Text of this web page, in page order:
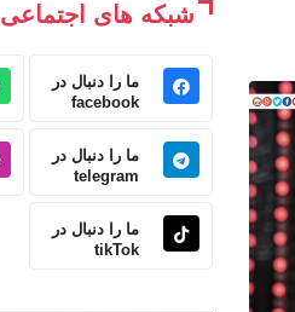
شبکه های اجتماعی
ما را دنبال در
facebook
ما را دنبال در
telegram
ما را دنبال در
tikTok